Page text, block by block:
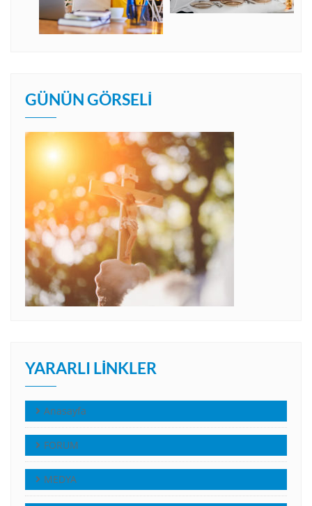
GÜNÜN GÖRSELI
YARARLI LINKLER
Anasayfa
FORUM
MEDYA